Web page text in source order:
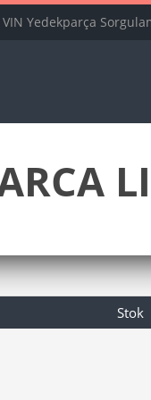
VIN Yedekparça
Stok